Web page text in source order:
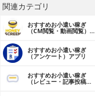
関連カテゴリ
おすすめお小遣い稼ぎ
（CM閲覧・動画閲覧）ア
おすすめお小遣い稼ぎ
（アンケート）アプリ
おすすめお小遣い稼ぎ
（レビュー・記事投稿）